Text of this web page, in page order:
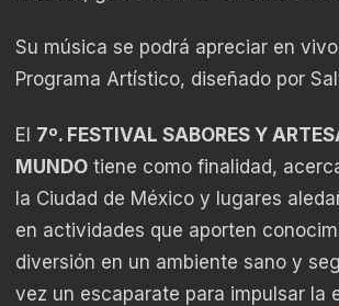
Su música se podrá apreciar en
Programa Artístico, diseñado por
El 7º. FESTIVAL SABORES Y
MUNDO tiene como finalidad,
la Ciudad de México y lugares
en actividades que aporten
diversión en un ambiente sano y
vez un escaparate para impulsar la